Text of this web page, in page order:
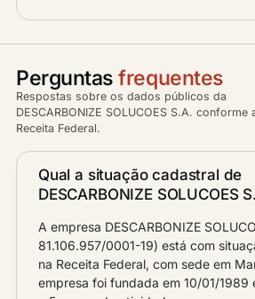
Perguntasfrequentes
Respostas sobre os dados públicos da
DESCARBONIZE SOLUCOES S.A. conforme
Receita Federal.
Qual a situação cadastral de
DESCARBONIZE SOLUCOES
A empresa DESCARBONIZE
81.106.957/0001-19) está com
na Receita Federal, com sede em
empresa foi fundada em 10/01/1989